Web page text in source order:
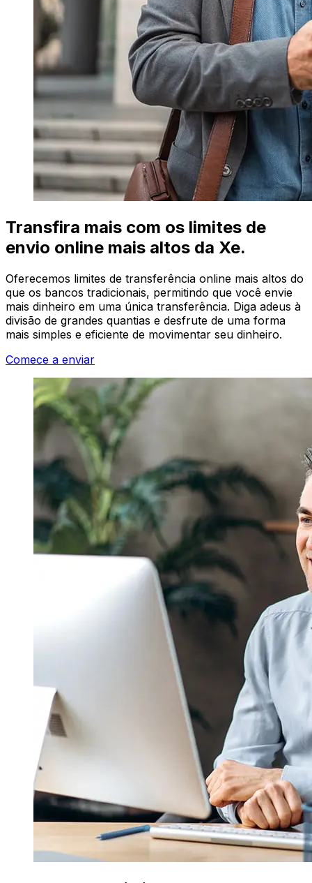
Transfira mais com os limites de
envio online mais altos da Xe.
Oferecemos limites de transferência online mais altos do
que os bancos tradicionais, permitindo que você envie
mais dinheiro em uma única transferência. Diga adeus à
divisão de grandes quantias e desfrute de uma forma
mais simples e eficiente de movimentar seu dinheiro.
Comece a enviar